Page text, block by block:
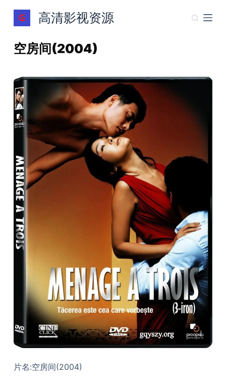
跳
过
容
高清影视资源
空房间(2004)
片名:空房间(2004)